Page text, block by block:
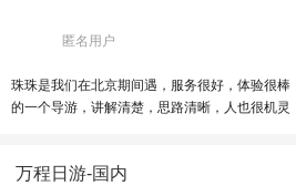
匿名用户
珠珠是我们在北京期间遇，服务很好，体验很
的一个导游，讲解清楚，思路清晰，人也很机
万程日游-国内